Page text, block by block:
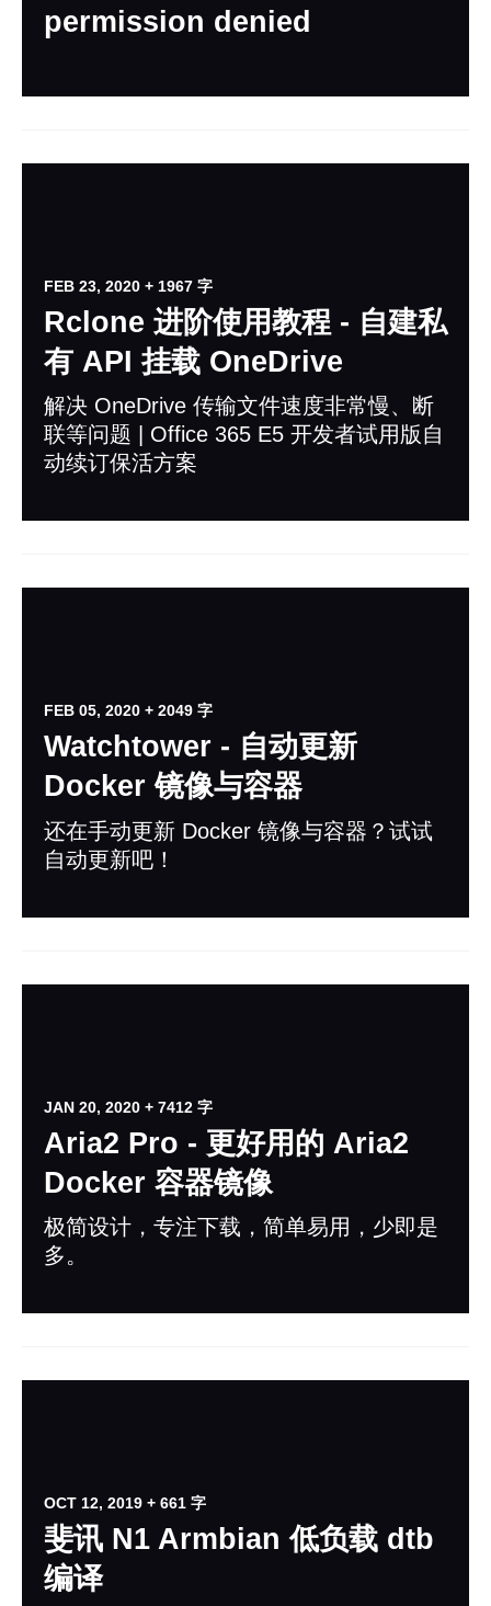
permission denied
FEB 23, 2020 + 1967 字
Rclone 进阶使用教程 - 自建私
有 API 挂载 OneDrive
解决 OneDrive 传输文件速度非常慢、断
联等问题 | Office 365 E5 开发者试用版自
动续订保活方案
FEB 05, 2020 + 2049 字
Watchtower - 自动更新
Docker 镜像与容器
还在手动更新 Docker 镜像与容器？试试
自动更新吧！
JAN 20, 2020 + 7412 字
Aria2 Pro - 更好用的 Aria2
Docker 容器镜像
极简设计，专注下载，简单易用，少即是
多。
OCT 12, 2019 + 661 字
斐讯 N1 Armbian 低负载 dtb
编译